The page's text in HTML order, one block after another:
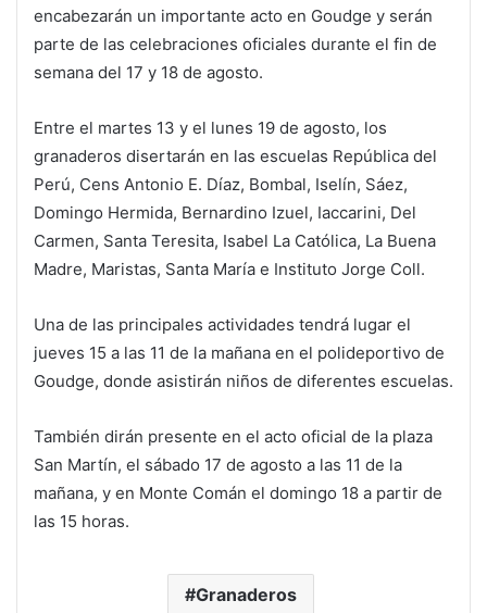
encabezarán un importante acto en Goudge y serán
parte de las celebraciones oficiales durante el fin de
semana del 17 y 18 de agosto.
Entre el martes 13 y el lunes 19 de agosto, los
granaderos disertarán en las escuelas República del
Perú, Cens Antonio E. Díaz, Bombal, Iselín, Sáez,
Domingo Hermida, Bernardino Izuel, Iaccarini, Del
Carmen, Santa Teresita, Isabel La Católica, La Buena
Madre, Maristas, Santa María e Instituto Jorge Coll.
Una de las principales actividades tendrá lugar el
jueves 15 a las 11 de la mañana en el polideportivo de
Goudge, donde asistirán niños de diferentes escuelas.
También dirán presente en el acto oficial de la plaza
San Martín, el sábado 17 de agosto a las 11 de la
mañana, y en Monte Comán el domingo 18 a partir de
las 15 horas.
Granaderos